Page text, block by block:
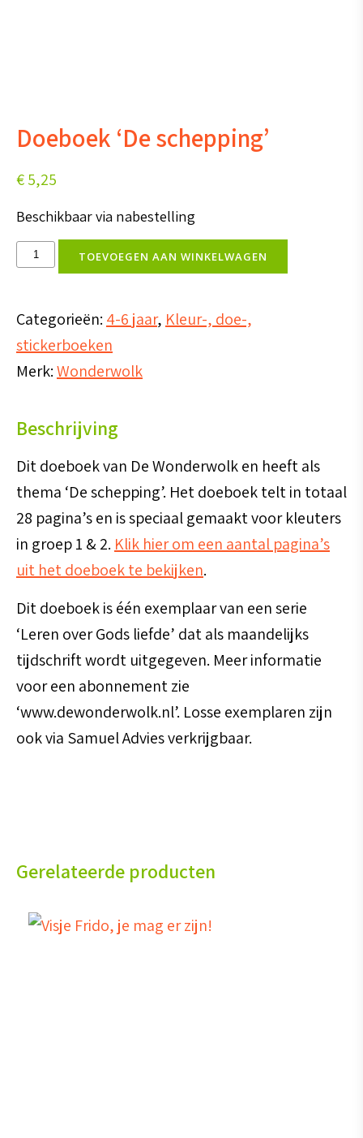
Doeboek ‘De schepping’
€5,25
Beschikbaar via nabestelling
Doeboek
aantal
TOEVOEGEN AAN WINKELWAGEN
Categorieën: 4-6 jaar, Kleur-, doe-,
stickerboeken
Merk:Wonderwolk
Beschrijving
Dit doeboek van De Wonderwolk en heeft als
thema ‘De schepping’. Het doeboek telt in totaal
28 pagina’s en is speciaal gemaakt voor kleuters
in groep 1 & 2. Klik hier om een aantal pagina’s
uit het doeboek te bekijken.
Dit doeboek is één exemplaar van een serie
‘Leren over Gods liefde’ dat als maandelijks
tijdschrift wordt uitgegeven. Meer informatie
voor een abonnement zie
‘www.dewonderwolk.nl’. Losse exemplaren zijn
ook via Samuel Advies verkrijgbaar.
Gerelateerde producten